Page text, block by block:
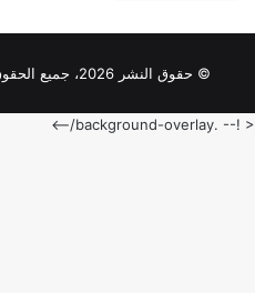
© حقوق النشر 2026، جميع الحقوق محفوظة "InfoMagazine.tn "
< !-- .background-overlay/-->